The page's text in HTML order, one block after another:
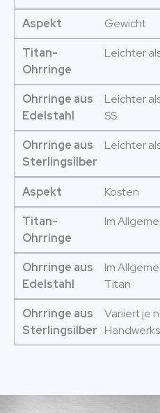
Aspekt
Gewicht
Titan-
Ohrringe
Leichter
Ohrringe aus
Edelstahl
Leichter
SS
Ohrringe aus
Sterlingsilber
Leichter
Aspekt
Kosten
Titan-
Ohrringe
Im
Ohrringe aus
Edelstahl
Im
Titan
Ohrringe aus
Sterlingsilber
Variiert je